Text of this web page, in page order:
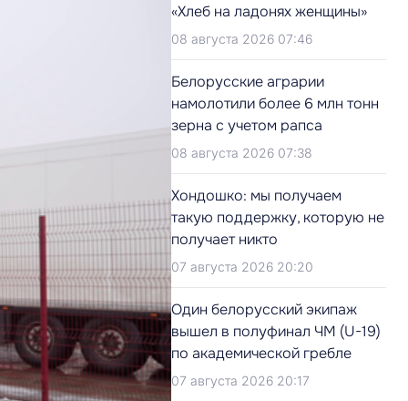
«Хлеб на ладонях женщины»
08 августа 2026 07:46
Белорусские аграрии
намолотили более 6 млн тонн
зерна с учетом рапса
08 августа 2026 07:38
Хондошко: мы получаем
такую поддержку, которую не
получает никто
07 августа 2026 20:20
Один белорусский экипаж
вышел в полуфинал ЧМ (U-19)
по академической гребле
07 августа 2026 20:17